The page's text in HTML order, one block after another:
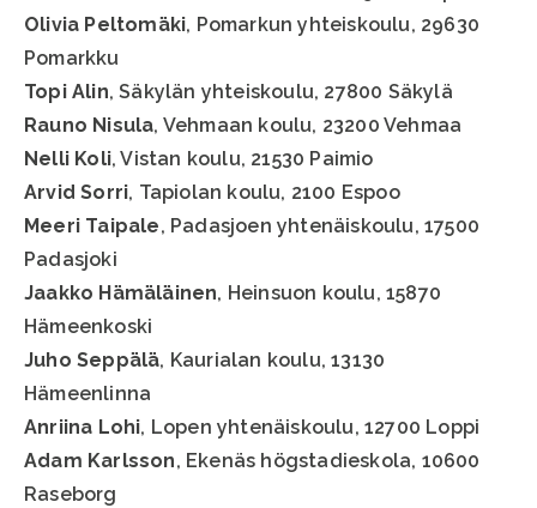
Olivia Peltomäki, Pomarkun yhteiskoulu, 29630
Pomarkku
Topi Alin, Säkylän yhteiskoulu, 27800 Säkylä
Rauno Nisula, Vehmaan koulu, 23200 Vehmaa
Nelli Koli, Vistan koulu, 21530 Paimio
Arvid Sorri, Tapiolan koulu, 2100 Espoo
Meeri Taipale, Padasjoen yhtenäiskoulu, 17500
Padasjoki
Jaakko Hämäläinen, Heinsuon koulu, 15870
Hämeenkoski
Juho Seppälä, Kaurialan koulu, 13130
Hämeenlinna
Anriina Lohi, Lopen yhtenäiskoulu, 12700 Loppi
Adam Karlsson, Ekenäs högstadieskola, 10600
Raseborg